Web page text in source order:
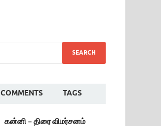
COMMENTS TAGS
கன்னி – திரை விமர்சனம்